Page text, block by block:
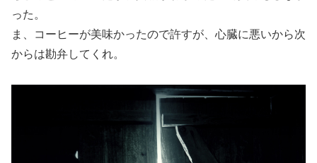
った。
ま、コーヒーが美味かったので許すが、心臓に悪いから次
からは勘弁してくれ。